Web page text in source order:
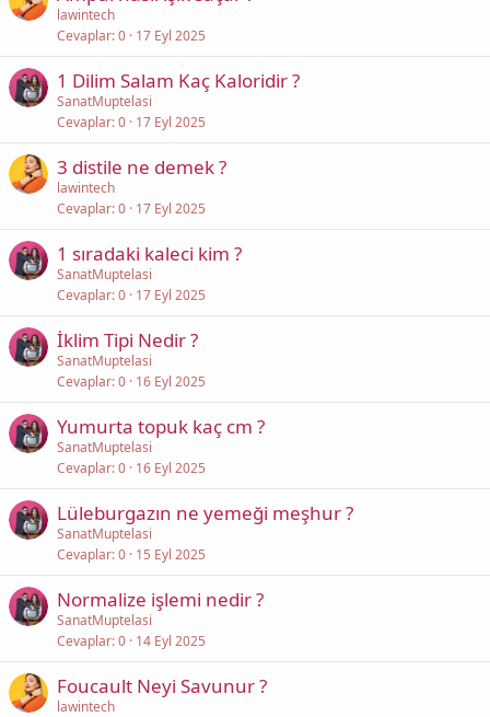
lawintech
Cevaplar 0 17 Eyl 2025
1 Dilim Salam Kaç Kaloridir ?
SanatMuptelasi
Cevaplar 0 17 Eyl 2025
3 distile ne demek ?
lawintech
Cevaplar 0 17 Eyl 2025
1 sıradaki kaleci kim ?
SanatMuptelasi
Cevaplar 0 17 Eyl 2025
İklim Tipi Nedir ?
SanatMuptelasi
Cevaplar 0 16 Eyl 2025
Yumurta topuk kaç cm ?
SanatMuptelasi
Cevaplar 0 16 Eyl 2025
Lüleburgazın ne yemeği meşhur ?
SanatMuptelasi
Cevaplar 0 15 Eyl 2025
Normalize işlemi nedir ?
SanatMuptelasi
Cevaplar 0 14 Eyl 2025
Foucault Neyi Savunur ?
lawintech